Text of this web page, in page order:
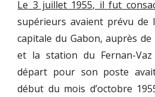
Le 3 juillet 1955, il fut
supérieurs avaient prévu de
capitale du Gabon, auprès
et la station du Fernan-
départ pour son poste
début du mois d’octobre